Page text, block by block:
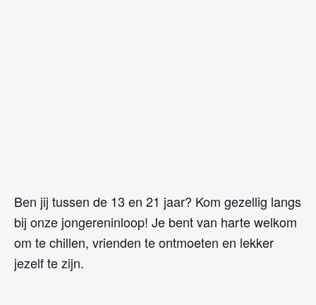
Ben jij tussen de 13 en 21 jaar? Kom gezellig langs
bij onze jongereninloop! Je bent van harte welkom
om te chillen, vrienden te ontmoeten en lekker
jezelf te zijn.